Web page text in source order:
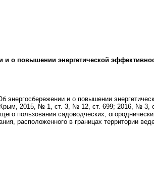
о повышении энергетической
энергосбережении и о повышении
Крым, 2015, № 1, ст. 3, № 12, ст. 699; 2016, № 3,
пользования садоводческих,
расположенного в границах территории